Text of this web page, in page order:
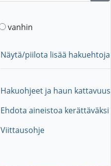
vanhin
Näytä/piilota lisää hakuehtoja
Hakuohjeet ja haun kattavuus
Ehdota aineistoa kerättäväksi
Viittausohje